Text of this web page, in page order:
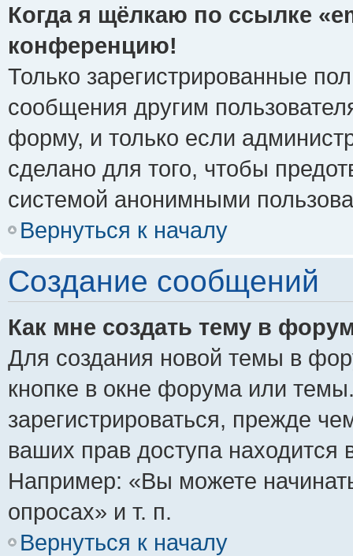
Когда я щёлкаю по ссылке
конференцию!
Только зарегистрированные
сообщения другим
форму, и только если
сделано для того, чтобы
системой анонимными
Вернуться к началу
Создание сообщений
Как мне создать тему в
Для создания новой темы в
кнопке в окне форума или
зарегистрироваться, прежде
ваших прав доступа
Например: «Вы можете
опросах» и т. п.
Вернуться к началу